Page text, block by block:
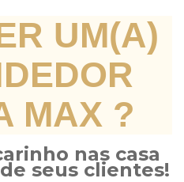
UM(A)
MAX ?
nas casa
seus clientes!